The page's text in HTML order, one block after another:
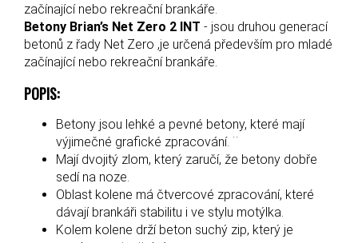
začínající nebo rekreační brankáře.
Betony Brian’s Net Zero 2 INT - jsou druhou generací
betonů z řady Net Zero ,je určená především pro mladé
začínající nebo rekreační brankáře.
POPIS:
Betony jsou lehké a pevné betony, které mají
výjimečné grafické zpracování. ¨
Mají dvojitý zlom, který zaručí, že betony dobře
sedí na noze.
Oblast kolene má čtvercové zpracování, které
dávají brankáři stabilitu i ve stylu motýlka.
Kolem kolene drží beton suchý zip, který je